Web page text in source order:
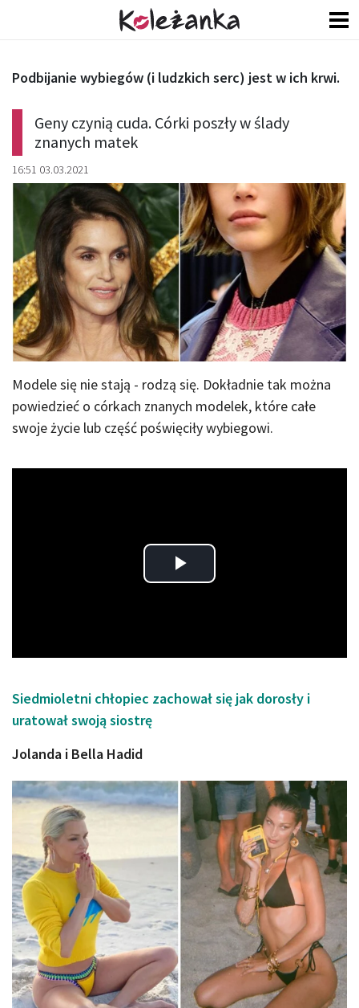
Geny czynią cuda. Córki poszły w ślady
znanych matek
16:51 03.03.2021
Podbijanie wybiegów (i ludzkich serc) jest w ich krwi.
Modele się nie stają - rodzą się. Dokładnie tak można
powiedzieć o córkach znanych modelek, które całe
swoje życie lub część poświęciły wybiegowi.
Play
Siedmioletni chłopiec zachował się jak dorosły i
uratował swoją siostrę
Jolanda i Bella Hadid